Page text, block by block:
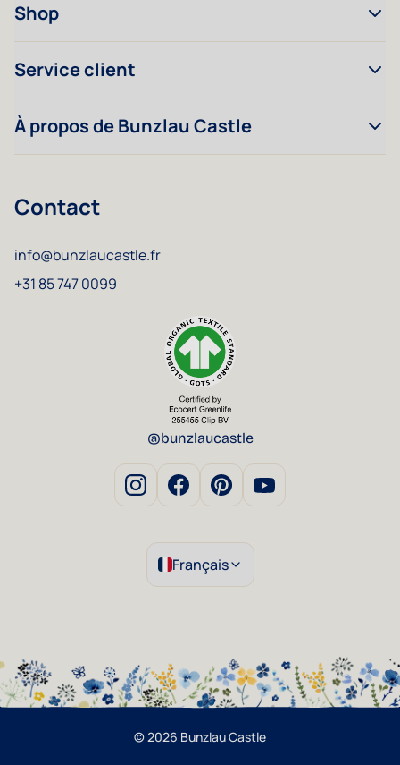
Shop
Service client
À propos de Bunzlau Castle
Contact
info@bunzlaucastle.fr
+31 85 747 0099
@bunzlaucastle
Français
© 2026 Bunzlau Castle